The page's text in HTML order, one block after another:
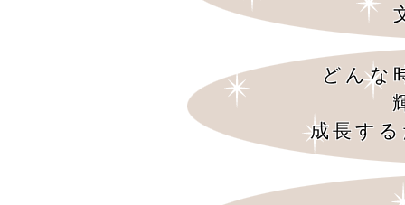
どんな
成長す